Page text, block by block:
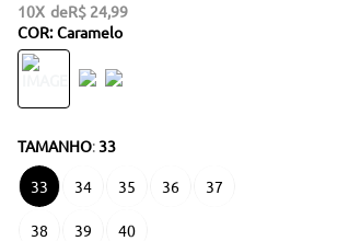
10 R$ 24,99
COR: Caramelo
TAMANHO: 33
33 34 35 36 37
38 39 40